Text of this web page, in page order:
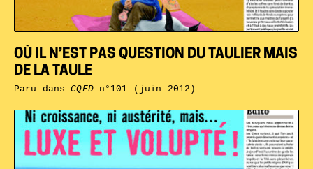
OÙ IL N’EST PAS QUESTION DU TAULIER MAIS
DE LA TAULE
Paru dansCQFDn°101 (juin 2012)